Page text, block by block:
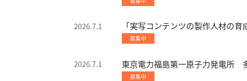
2026.7.1 「実写コンテンツの製作人材の
募集中
2026.7.1 東京電力福島第一原子力発電所
募集中